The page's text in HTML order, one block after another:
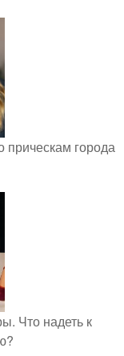
прическам города
Что надеть к